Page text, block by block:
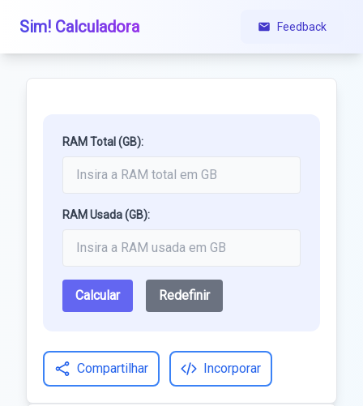
Sim! Calculadora Feedback
RAM Total (GB):
RAM Usada (GB):
Calcular Redefinir
Compartilhar Incorporar